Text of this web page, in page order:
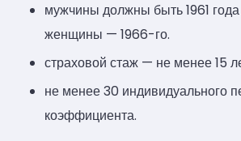
мужчины должны быть 1961
женщины — 1966-го.
страховой стаж — не менее 15
не менее 30 индивидуального
коэффициента.